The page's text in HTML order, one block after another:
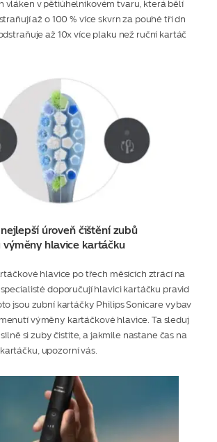
vláken v pětiúhelníkovém tvaru, která bělí
až o 100 % více skvrn za pouhé tři dn
až 10x více plaku než ruční kartáč
úroveň čištění zubů
hlavice kartáčku
hlavice po třech měsících ztrácí na
doporučují hlavici kartáčku pravid
jsou zubní kartáčky Philips Sonicare vybav
výměny kartáčkové hlavice. Ta sleduj
si zuby čistíte, a jakmile nastane čas na
upozorní vás.